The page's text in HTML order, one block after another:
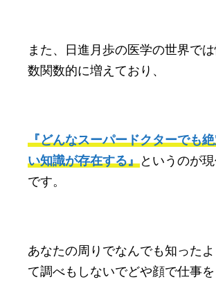
また、日進月歩の医学の世界で
数関数的に増えており、
『どんなスーパードクターでも
い知識が存在する』というのが
です。
あなたの周りでなんでも知った
て調べもしないでどや顔で仕事